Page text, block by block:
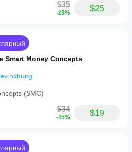
$35
-29% $25
Smart Money Concepts
(SMC)
$34
-45% $19